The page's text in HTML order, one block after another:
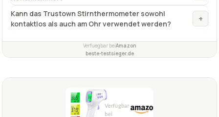
Kann das Trustown Stirnthermometer sowohl
kontaktlos als auch am Ohr verwendet werden?
+
Verfuegbar beiAmazon
beste-testsieger.de